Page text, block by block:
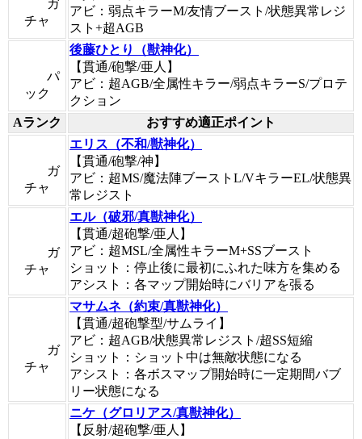
ガ
チャ
アビ：弱点キラーM/友情ブースト/状態異常レジ
スト+超AGB
パ
ック
後藤ひとり（獣神化）
【貫通/砲撃/亜人】
アビ：超AGB/全属性キラー/弱点キラーS/プロテ
クション
Aランク
おすすめ適正ポイント
ガ
チャ
エリス（不和/獣神化）
【貫通/砲撃/神】
アビ：超MS/魔法陣ブーストL/VキラーEL/状態異
常レジスト
ガ
チャ
エル（破邪/真獣神化）
【貫通/超砲撃/亜人】
アビ：超MSL/全属性キラーM+SSブースト
ショット：停止後に最初にふれた味方を集める
アシスト：各マップ開始時にバリアを張る
ガ
チャ
マサムネ（約束/真獣神化）
【貫通/超砲撃型/サムライ】
アビ：超AGB/状態異常レジスト/超SS短縮
ショット：ショット中は無敵状態になる
アシスト：各ボスマップ開始時に一定期間バブ
リー状態になる
ニケ（グロリアス/真獣神化）
【反射/超砲撃/亜人】